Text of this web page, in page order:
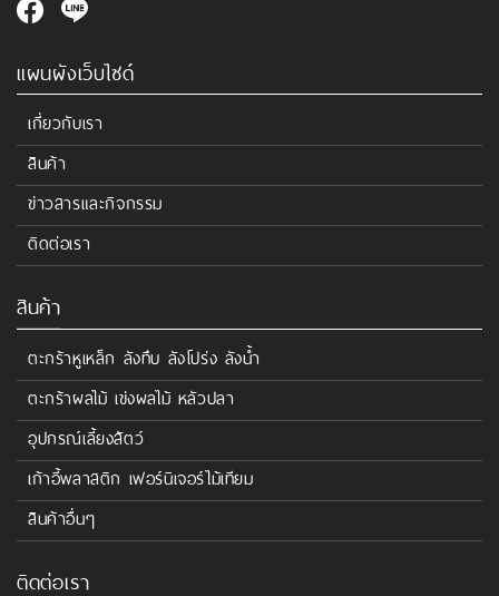
แผนผังเว็บไซด์
เกี่ยวกับเรา
สินค้า
ข่าวสารและกิจกรรม
ติดต่อเรา
สินค้า
ตะกร้าหูเหล็ก ลังทึบ ลังโปร่ง ลังน้ำ
ตะกร้าผลไม้ เข่งผลไม้ หลัวปลา
อุปกรณ์เลี้ยงสัตว์
เก้าอี้พลาสติก เฟอร์นิเจอร์ไม้เทียม
สินค้าอื่นๆ
ติดต่อเรา